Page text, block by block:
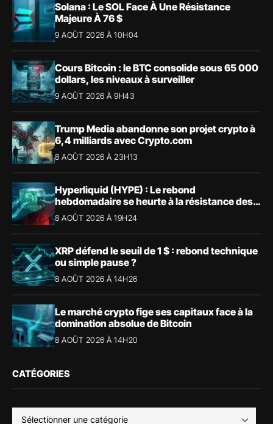
Solana : Le SOL Face À Une Résistance
Majeure À 76 $
9 AOÛT 2026 À 10H04
Cours Bitcoin : le BTC consolide sous 65 000
dollars, les niveaux à surveiller
9 AOÛT 2026 À 9H43
Trump Media abandonne son projet crypto à
6,4 milliards avec Crypto.com
8 AOÛT 2026 À 23H13
Hyperliquid (HYPE) : Le rebond
hebdomadaire se heurte à la résistance des
57,90 $
8 AOÛT 2026 À 19H24
XRP défend le seuil de 1 $ : rebond technique
ou simple pause ?
8 AOÛT 2026 À 14H26
Le marché crypto fige ses capitaux face à la
domination absolue de Bitcoin
8 AOÛT 2026 À 14H20
CATÉGORIES